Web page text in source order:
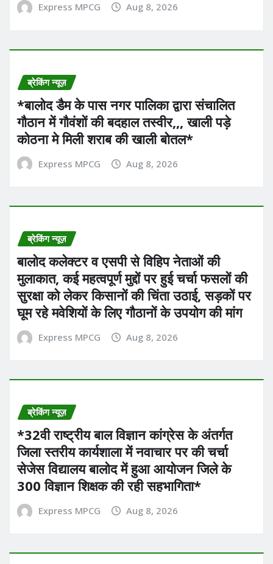
Express MPCG Aug 8, 2026
ब्रेकिंग न्यूज़
*बालोद डैम के पास नगर पालिका द्वारा संचालित
गौठान में गौवंशों की बदहाल तस्वीर,,, खाली पड़े
कोठना मे मिली शराब की खाली बोतल*
Express MPCG Aug 8, 2026
ब्रेकिंग न्यूज़
बालोद कलेक्टर व एसपी से विहिप नेताओं की
मुलाकात, कई महत्वपूर्ण मुद्दों पर हुई चर्चा फसलों की
सुरक्षा को लेकर किसानों की चिंता उठाई, सड़कों पर
घूम रहे मवेशियों के लिए गौठानों के उपयोग की मांग
Express MPCG Aug 8, 2026
ब्रेकिंग न्यूज़
*32वी राष्ट्रीय बाल विज्ञान कांग्रेस के अंतर्गत
जिला स्तरीय कार्यशाला में नवाचार पर की चर्चा
सेजेस विद्यालय बालोद में हुआ आयोजन जिले के
300 विज्ञान शिक्षक की रही सहभागिता*
Express MPCG Aug 8, 2026